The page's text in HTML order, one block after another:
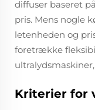
diffuser baseret
pris. Mens nogle
letenheden og
foretrække
Kriterier for